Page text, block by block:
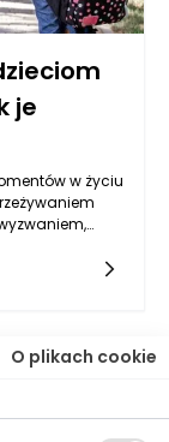
je
w życiu
zależy od jego
być
emocji oraz w
stają przed
Dlatego ważne
O plikach cookie